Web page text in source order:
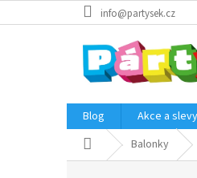
na
info@partysek.cz
Blog Akce a slevy
Domů Balonky